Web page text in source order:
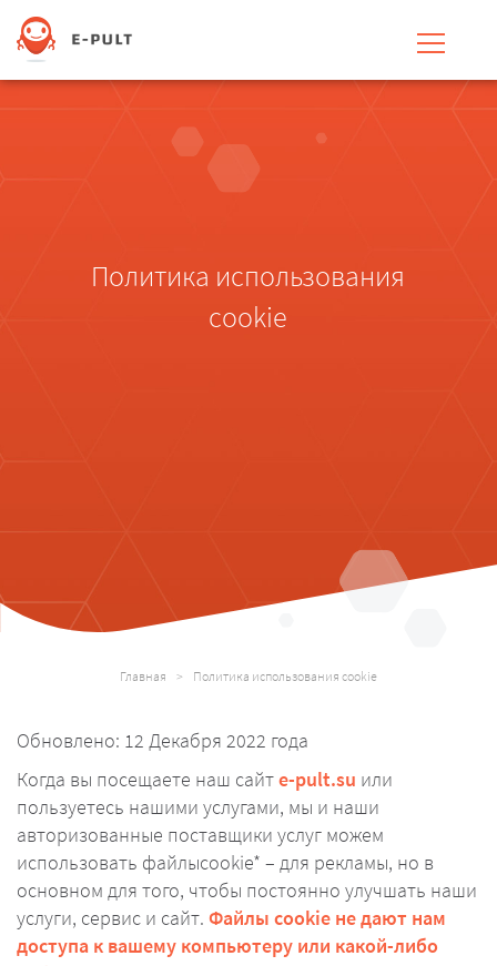
Политика использования
cookie
Главная > Политика использования cookie
Обновлено: 12 Декабря 2022 года
Когда вы посещаете наш сайтe-pult.su или
пользуетесь нашими услугами, мы и наши
авторизованные поставщики услуг можем
использовать файлыcookie* – для рекламы, но в
основном для того, чтобы постоянно улучшать наши
услуги, сервис и сайт. Файлы cookie не дают нам
доступа к вашему компьютеру или какой-либо